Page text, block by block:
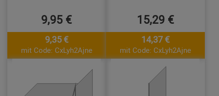
9,95 €
9,35 €
mit Code: CxLyh2Ajne
15,29 €
14,37 €
mit Code: CxLyh2Ajne